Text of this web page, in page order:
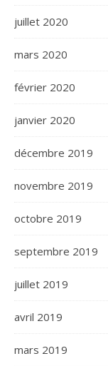
juillet 2020
mars 2020
février 2020
janvier 2020
décembre 2019
novembre 2019
octobre 2019
septembre 2019
juillet 2019
avril 2019
mars 2019